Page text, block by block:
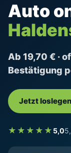
Auto
Ab 19,70 € ·
Bestätigung
Jetzt
★★★★★ 5,0